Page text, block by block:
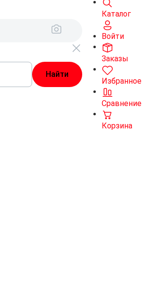
Каталог
Войти
Заказы
Избранное
Сравнение
Корзина